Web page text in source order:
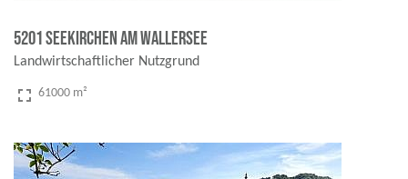
5201 Seekirchen am Wallersee
Landwirtschaftlicher Nutzgrund
fullscreen 61000 m²